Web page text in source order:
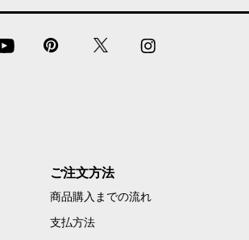
ご注文方法
商品購入までの流れ
支払方法